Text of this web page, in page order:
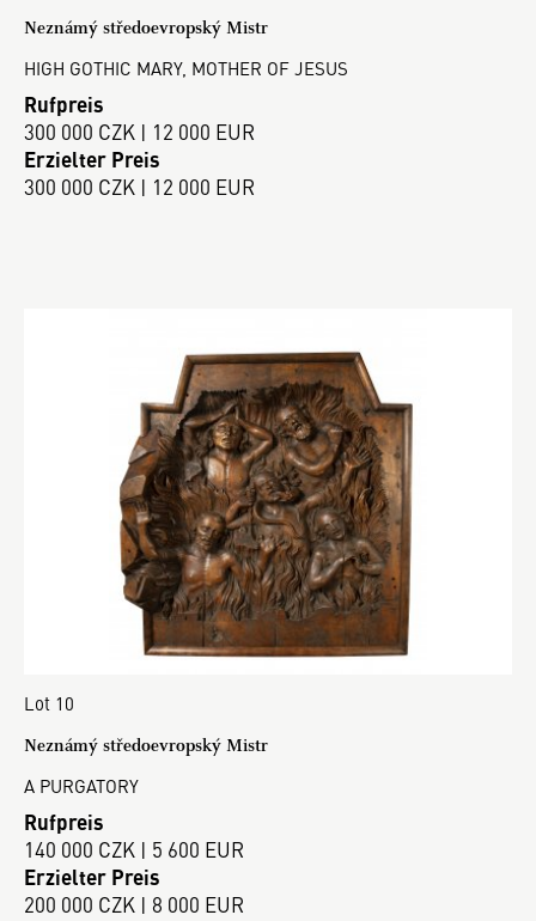
Neznámý středoevropský Mistr
HIGH GOTHIC MARY, MOTHER OF JESUS
Rufpreis
300 000 CZK | 12 000 EUR
Erzielter Preis
300 000 CZK | 12 000 EUR
Lot 10
Neznámý středoevropský Mistr
A PURGATORY
Rufpreis
140 000 CZK | 5 600 EUR
Erzielter Preis
200 000 CZK | 8 000 EUR